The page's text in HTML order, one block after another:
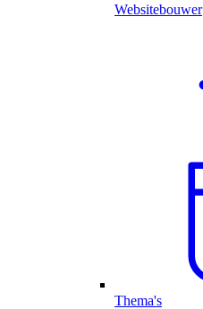
Websitebouwer
Thema's